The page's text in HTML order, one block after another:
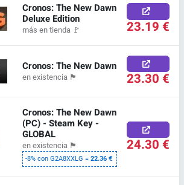
Cronos: The New Dawn
Deluxe Edition
más en tienda 🚩 23.19 €
Cronos: The New Dawn
en existencia 🏴 23.30 €
Cronos: The New Dawn
(PC) - Steam Key -
GLOBAL
en existencia 🏴
-8% con G2A8XXLG =22.36 €
24.30 €